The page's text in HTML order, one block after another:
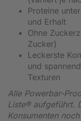
Proteine
und Erhalt
Ohne
Zucker)
Leckerste
und
Texturen
Alle Powerbar-
Liste® aufgeführt.
Konsumenten